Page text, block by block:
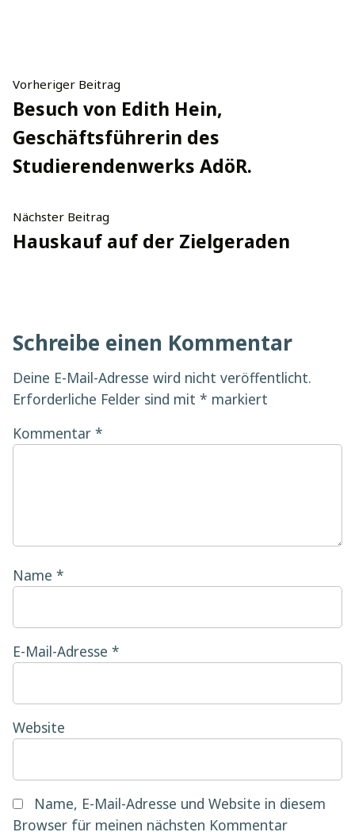
Beitragsnavigation
Vorheriger BeitragVorheriger
Beitrag:
Besuch von Edith Hein,
Geschäftsführerin des
Studierendenwerks AdöR.
Nächster BeitragNächster
Beitrag:
Hauskauf auf der Zielgeraden
Schreibe einen Kommentar
Deine E-Mail-Adresse wird nicht veröffentlicht.
Erforderliche Felder sind mit * markiert
Kommentar *
Name *
E-Mail-Adresse *
Website
Name, E-Mail-Adresse und Website in diesem
Browser für meinen nächsten Kommentar